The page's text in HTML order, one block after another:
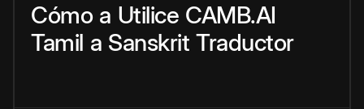
Cómo a Utilice CAMB.AI
Tamil a Sanskrit Traductor